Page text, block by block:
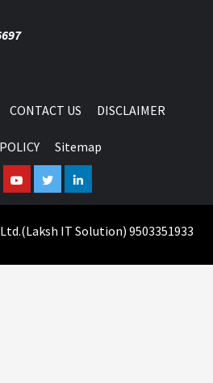
CONTACT US DISCLAIMER
Sitemap
YoutubeTwitterLinkedin
(Laksh IT Solution) 9503351933